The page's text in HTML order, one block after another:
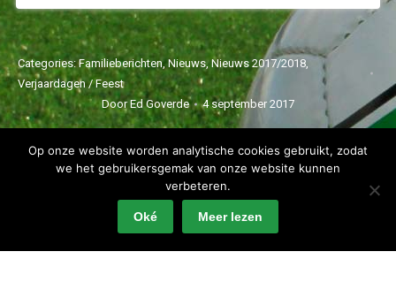
Categories:Familieberichten, Nieuws,Nieuws 2017/2018,
Verjaardagen / Feest
DoorEd Goverde 4 september 2017
Op onze website worden analytische cookies gebruikt, zodat
we het gebruikersgemak van onze website kunnen
verbeteren.
Oké Meer lezen